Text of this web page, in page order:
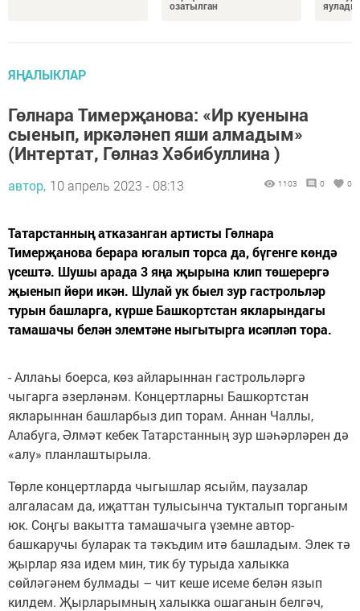
озатылган
яулады
ЯҢАЛЫКЛАР
Гөлнара Тимерҗанова: «Ир куенына
сыенып, иркәләнеп яши алмадым»
(Интертат, Гөлназ Хәбибуллина )
автор, 10 апрель 2023 - 08:13 1103 0 0
Татарстанның атказанган артисты Гөлнара
Тимерҗанова берара югалып торса да, бүгенге көндә
үсештә. Шушы арада 3 яңа җырына клип төшерергә
җыенып йөри икән. Шулай ук быел зур гастрольләр
турын башларга, күрше Башкортстан якларындагы
тамашачы белән элемтәне ныгытырга исәпләп тора.
- Аллаһы боерса, көз айларыннан гастрольләргә
чыгарга әзерләнәм. Концертларны Башкортстан
якларыннан башларбыз дип торам. Аннан Чаллы,
Алабуга, Әлмәт кебек Татарстанның зур шәһәрләрен дә
«алу» планлаштырыла.
Төрле концертларда чыгышлар ясыйм, паузалар
алгаласам да, иҗаттан тулысынча тукталып торганым
юк. Соңгы вакытта тамашачыга үземне автор-
башкаручы буларак та тәкъдим итә башладым. Элек тә
җырлар яза идем мин, тик бу турыда халыкка
сөйләгәнем булмады – чит кеше исеме белән язып
килдем. Җырларымның халыкка ошаганын белгәч,